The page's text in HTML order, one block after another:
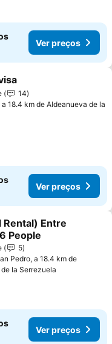
Ver preços
aos favoritos
14
18.4 km de Aldeanueva de la
Ver preços
aos favoritos
Rental) Entre
People
5
Pedro, a 18.4 km de
la Serrezuela
Ver preços